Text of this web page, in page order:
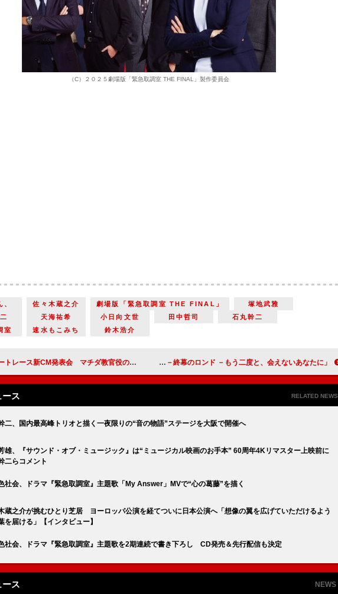
（C）２０２５劇場版「緊急取調室 THE FINAL」製作委員会
、 佐々木蔵之介 劇場版「緊急取調室 THE FINAL」
塚地武雅
天海祐希 小日向文世 田中哲司
石丸幹二
室
速水もこみち 鈴木浩介
ダ教官役の町田啓太「ボートレースに関わる全ての方々が、本当に高い熱量を持って取り組まれていることを肌で感じています」 「終幕のロンド －もう二度と、会えないあなたに－」「樹（草なぎ剛）の優しさが全部包んでいった」「陸くんのその後が気になった」
ース RELATED NEWS
二、国内最高峰トリオと描く一夜限りの“音の物語”ステージを大阪で開催へ
雄、『サウンド・オブ・ミュージック』は“ミュージカル映画のお手本” 60周年4Kリマスター上映前に
二らコメント
社会、ドラマ『緊急取調室』主題歌「My Answer」MVで“心の葛藤”を描く
蔵之介が挑むひとり芝居 ヨーロッパ公演を経てついに日本公演へ「想像の翼を広げていただけるよう
を届ける」【インタビュー】
社会、ドラマ『緊急取調室』主題歌を2期連続で書き下ろし CD発売＆先行配信も決定
ース NEWS